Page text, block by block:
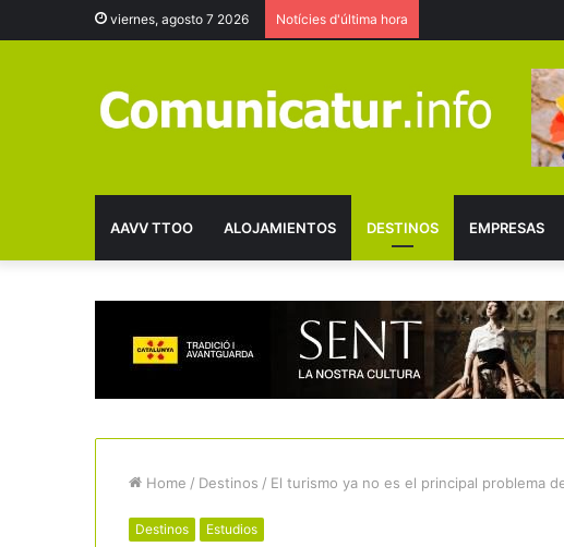
viernes, agosto 7 2026 Notícies d'última hora
AAVV TTOO ALOJAMIENTOS DESTINOS EMPRESAS
Home / Destinos / El turismo ya no es el principal problema
Destinos Estudios